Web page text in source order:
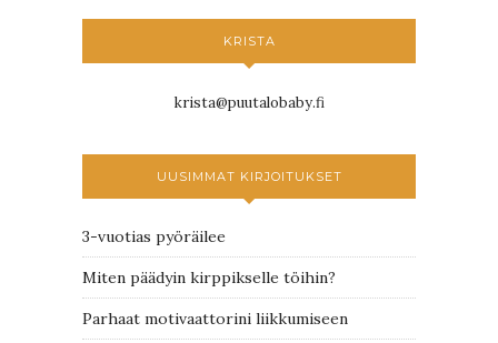
KRISTA
krista@puutalobaby.fi
UUSIMMAT KIRJOITUKSET
3-vuotias pyöräilee
Miten päädyin kirppikselle töihin?
Parhaat motivaattorini liikkumiseen